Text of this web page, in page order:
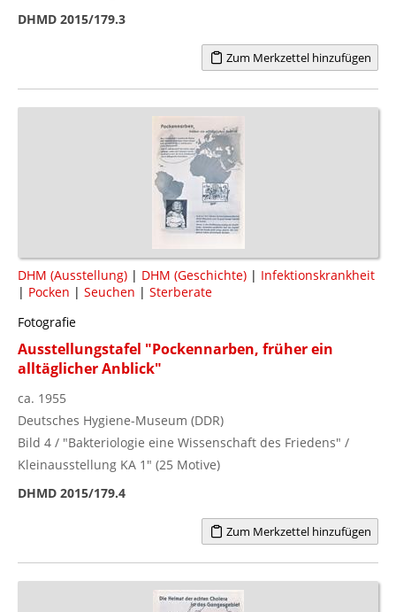
DHMD 2015/179.3
Zum Merkzettel hinzufügen
DHM (Ausstellung) | DHM (Geschichte) | Infektionskrankheit
| Pocken | Seuchen | Sterberate
Fotografie
Ausstellungstafel "Pockennarben, früher ein
alltäglicher Anblick"
ca. 1955
Deutsches Hygiene-Museum (DDR)
Bild 4 / "Bakteriologie eine Wissenschaft des Friedens" /
Kleinausstellung KA 1" (25 Motive)
DHMD 2015/179.4
Zum Merkzettel hinzufügen